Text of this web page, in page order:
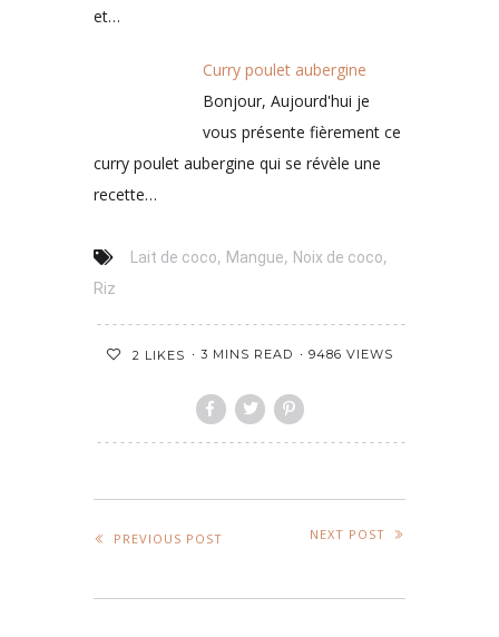
et…
Curry poulet aubergine
Bonjour, Aujourd'hui je
vous présente fièrement ce
curry poulet aubergine qui se révèle une
recette…
Lait de coco, Mangue, Noix de coco,
Riz
2 LIKES 3 MINS READ 9486 VIEWS
PREVIOUS POST NEXT POST